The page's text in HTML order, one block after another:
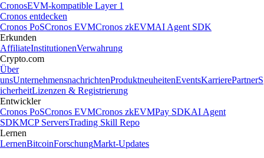
CronosEVM-kompatible Layer 1
Cronos entdecken
Cronos PoSCronos EVMCronos zkEVMAI Agent SDK
Erkunden
AffiliateInstitutionenVerwahrung
Crypto.com
Über
unsUnternehmensnachrichtenProduktneuheitenEventsKarrierePartnerS
icherheitLizenzen & Registrierung
Entwickler
Cronos PoSCronos EVMCronos zkEVMPay SDKAI Agent
SDKMCP ServersTrading Skill Repo
Lernen
LernenBitcoinForschungMarkt-Updates